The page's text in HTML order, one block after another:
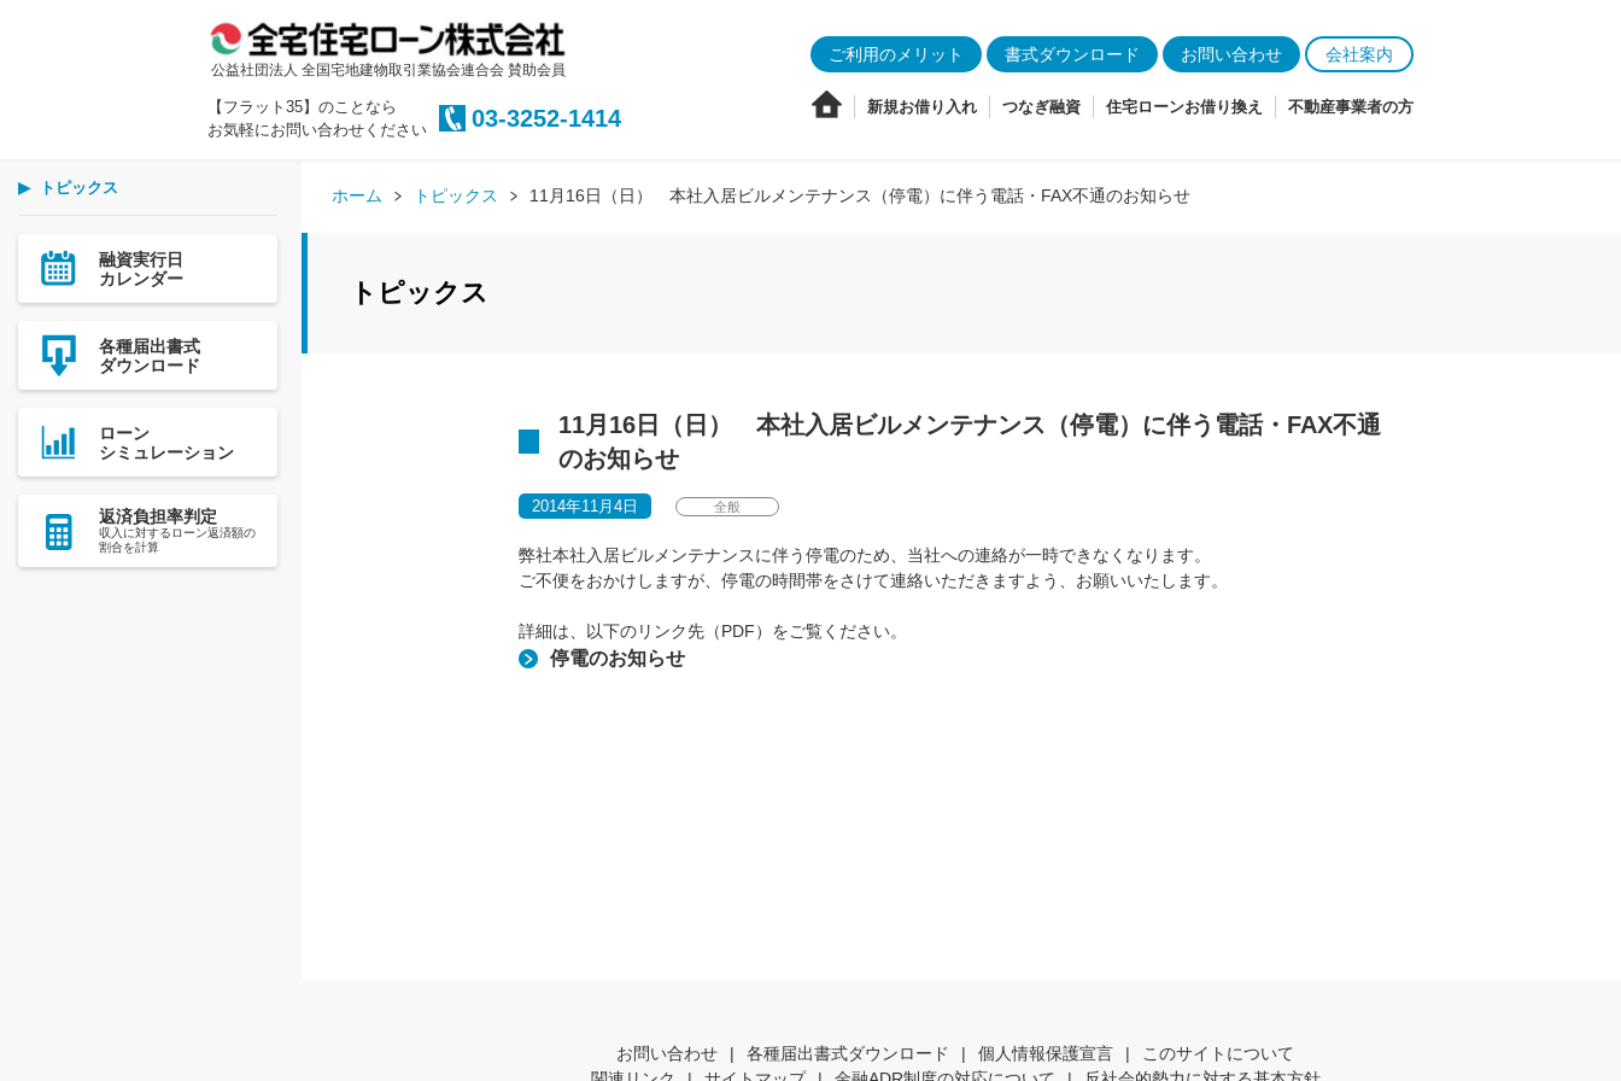
公益社団法人 全国宅地建物取引業協会連合会 賛助会員
【フラット35】のことなら
お気軽にお問い合わせください
03-3252-1414
ご利用のメリット 書式ダウンロード お問い合わせ 会社案内
新規お借り入れ つなぎ融資 住宅ローンお借り換え 不動産事業者の方
トピックス
融資実行日
カレンダー
各種届出書式
ダウンロード
ローン
シミュレーション
返済負担率判定
収入に対するローン返済額の
割合を計算
ホーム トピックス 11月16日（日） 本社入居ビルメンテナンス（停電）に伴う電話・FAX不通のお知らせ
トピックス
11月16日（日） 本社入居ビルメンテナンス（停電）に伴う電話・FAX不通
のお知らせ
2014年11月4日 全般
弊社本社入居ビルメンテナンスに伴う停電のため、当社への連絡が一時できなくなります。
ご不便をおかけしますが、停電の時間帯をさけて連絡いただきますよう、お願いいたします。
詳細は、以下のリンク先（PDF）をご覧ください。
停電のお知らせ
お問い合わせ | 各種届出書式ダウンロード | 個人情報保護宣言 |
このサイトについて